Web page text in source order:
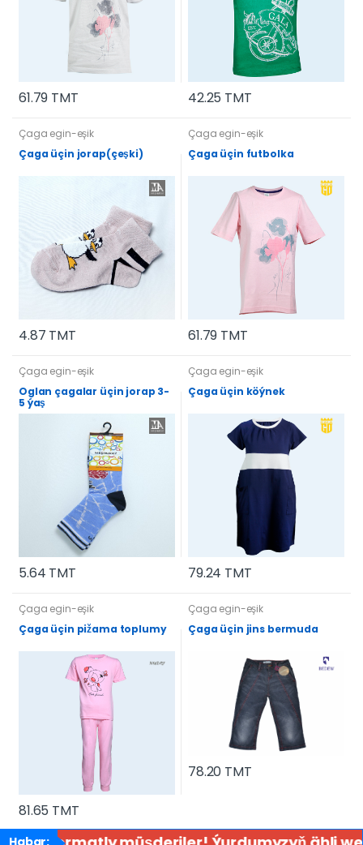
61.79 TMT 42.25 TMT
Çaga egin-eşik
Çaga üçin jorap(çeşki)
4.87 TMT
Çaga egin-eşik
Çaga üçin futbolka
61.79 TMT
Çaga egin-eşik
Oglan çagalar üçin jorap 3-
5 ýaş
5.64 TMT
Çaga egin-eşik
Çaga üçin köýnek
79.24 TMT
Çaga egin-eşik
Çaga üçin pižama toplumy
81.65 TMT
Çaga egin-eşik
Çaga üçin jins bermuda
78.20 TMT
Habar: